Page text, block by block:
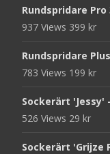
Rundspridare Pro
937 Views 399 kr
Rundspridare
783 Views 199 kr
Sockerärt 'Jessy'
526 Views 29 kr
Sockerärt 'Grijze